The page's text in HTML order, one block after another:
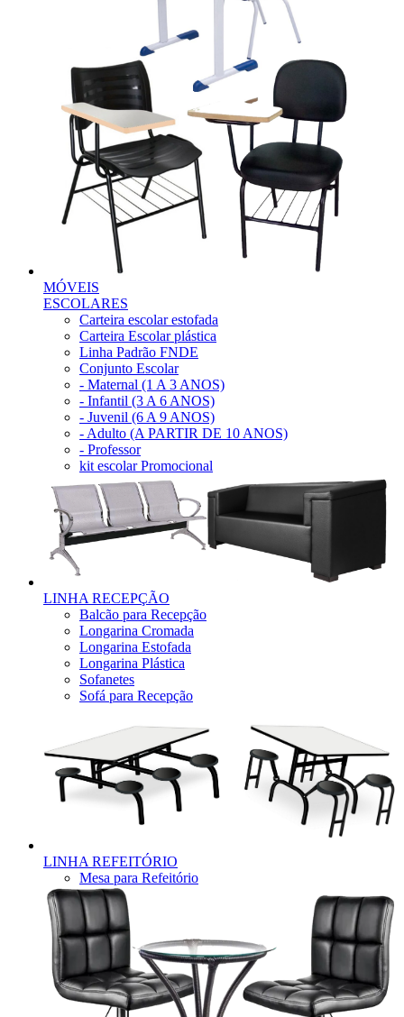
MÓVEIS
ESCOLARES
Carteira escolar estofada
Carteira Escolar plástica
Linha Padrão FNDE
Conjunto Escolar
- Maternal (1 A 3 ANOS)
- Infantil (3 A 6 ANOS)
- Juvenil (6 A 9 ANOS)
- Adulto (A PARTIR DE 10 ANOS)
- Professor
kit escolar Promocional
LINHA RECEPÇÃO
Balcão para Recepção
Longarina Cromada
Longarina Estofada
Longarina Plástica
Sofanetes
Sofá para Recepção
LINHA REFEITÓRIO
Mesa para Refeitório